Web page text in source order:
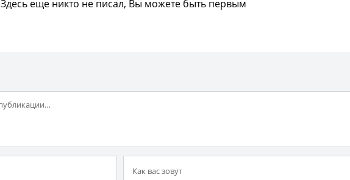
Здесь еще никто не писал, Вы можете быть первым